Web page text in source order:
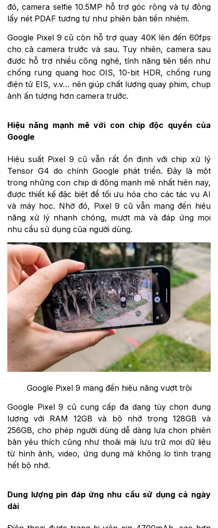
đó, camera selfie 10.5MP hỗ trợ góc rộng và tự động
lấy nét PDAF tương tự như phiên bản tiền nhiệm.
Google Pixel 9 cũ còn hỗ trợ quay 40K lên đến 60fps
cho cả camera trước và sau. Tuy nhiên, camera sau
được hỗ trợ nhiều công nghệ, tính năng tiên tiến như
chống rung quang học OIS, 10-bit HDR, chống rung
điện tử EIS, v.v… nên giúp chất lượng quay phim, chụp
ảnh ấn tượng hơn camera trước.
Hiệu năng mạnh mẽ với con chip độc quyền của
Google
Hiệu suất Pixel 9 cũ vẫn rất ổn định với chip xử lý
Tensor G4 do chính Google phát triển. Đây là một
trong những con chip di động mạnh mẽ nhất hiện nay,
được thiết kế đặc biệt để tối ưu hóa cho các tác vụ AI
và máy học. Nhờ đó, Pixel 9 cũ vẫn mang đến hiệu
năng xử lý nhanh chóng, mượt mà và đáp ứng mọi
nhu cầu sử dụng của người dùng.
Google Pixel 9 mang đến hiệu năng vượt trội
Google Pixel 9 cũ cung cấp đa dạng tùy chọn dung
lượng với RAM 12GB và bộ nhớ trong 128GB và
256GB, cho phép người dùng dễ dàng lựa chọn phiên
bản yêu thích cũng như thoải mái lưu trữ mọi dữ liệu
từ hình ảnh, video, ứng dụng mà không lo tình trạng
hết bộ nhớ.
Dung lượng pin đáp ứng nhu cầu sử dụng cả ngày
dài